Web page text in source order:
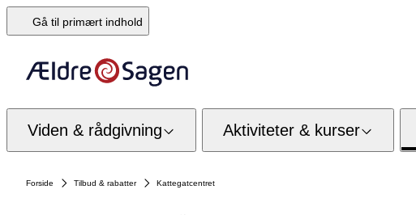
Gå til primært indhold
Viden & rådgivning Aktiviteter & kurser
Forside Tilbud & rabatter Kattegatcentret